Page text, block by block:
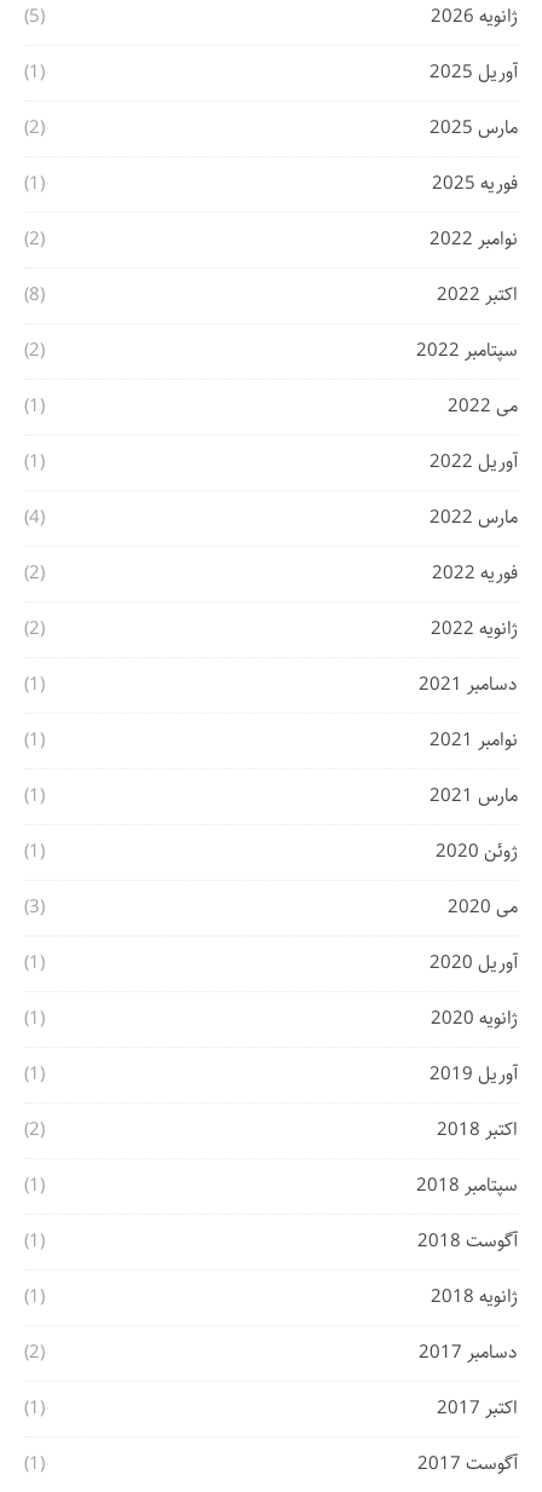
ژانویه 2026
(5)
آوریل 2025
(1)
مارس 2025
(2)
فوریه 2025
(1)
نوامبر 2022
(2)
اکتبر 2022
(8)
سپتامبر 2022
(2)
می 2022
(1)
آوریل 2022
(1)
مارس 2022
(4)
فوریه 2022
(2)
ژانویه 2022
(2)
دسامبر 2021
(1)
نوامبر 2021
(1)
مارس 2021
(1)
ژوئن 2020
(1)
می 2020
(3)
آوریل 2020
(1)
ژانویه 2020
(1)
آوریل 2019
(1)
اکتبر 2018
(2)
سپتامبر 2018
(1)
آگوست 2018
(1)
ژانویه 2018
(1)
دسامبر 2017
(2)
اکتبر 2017
(1)
آگوست 2017
(1)